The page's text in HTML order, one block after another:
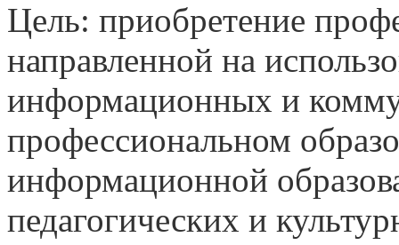
Цель: приобретение
направленной на
информационных и
профессиональном
информационной
педагогических и